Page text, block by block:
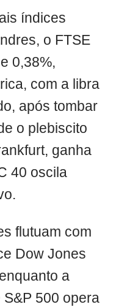
índices
o FTSE
0,38%,
com a libra
após tombar
o plebiscito
ganha
40 oscila
flutuam com
Dow Jones
a
500 opera